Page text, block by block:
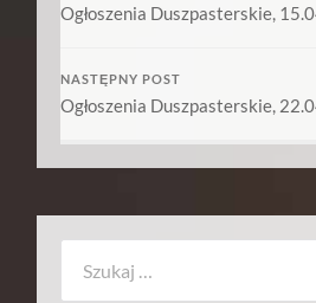
Ogłoszenia Duszpasterskie,
NASTĘPNY POST
Ogłoszenia Duszpasterskie,